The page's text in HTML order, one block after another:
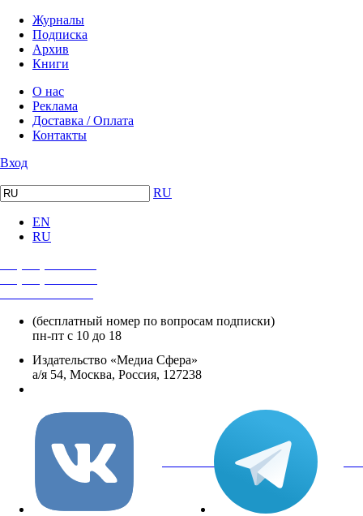
Журналы
Подписка
Архив
Книги
О нас
Реклама
Доставка / Оплата
Контакты
Вход
RU
EN
RU
(бесплатный номер по вопросам подписки)
пн-пт с 10 до 18
Издательство «Медиа Сфера»
а/я 54, Москва, Россия, 127238
вКонтакте